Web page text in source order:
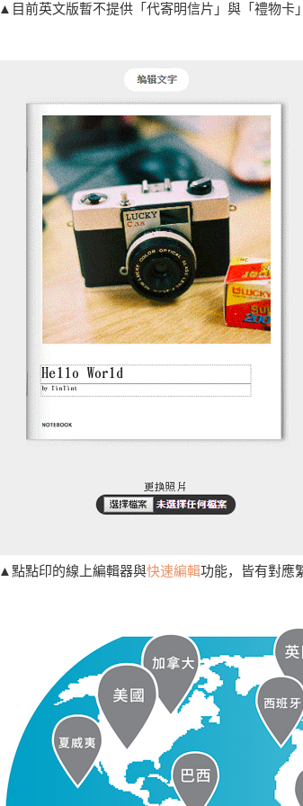
▲目前英文版暫不提供「代寄明信片」與「禮物卡
▲點點印的線上編輯器與快速編輯功能，皆有對應